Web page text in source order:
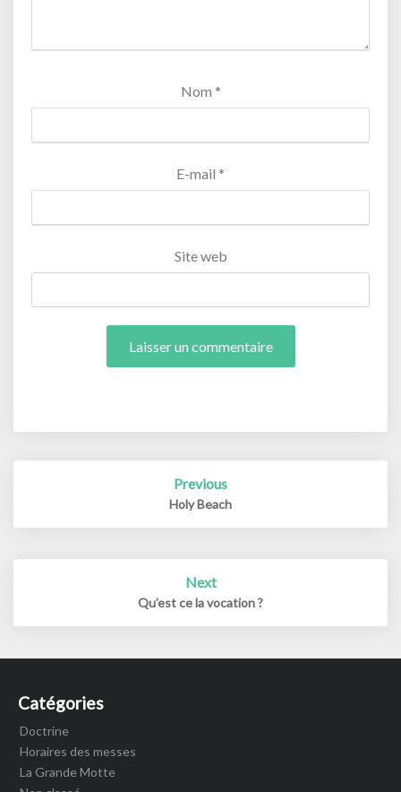
Nom *
E-mail *
Site web
Previous
Holy Beach
Next
Qu’est ce la vocation ?
Catégories
Doctrine
Horaires des messes
La Grande Motte